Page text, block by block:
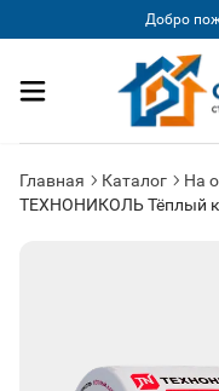
Добро
Главная Каталог
На
ТЕХНОНИКОЛЬ Тёплый